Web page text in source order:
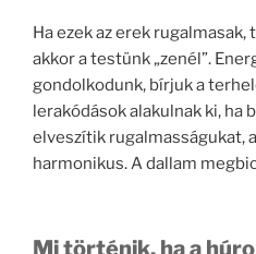
Ha ezek az erek
akkor a testünk „zenél”.
gondolkodunk, bírjuk a
lerakódások alakulnak ki, ha
elveszítik rugalmasságukat,
harmonikus. A dallam
Mi történik, ha a